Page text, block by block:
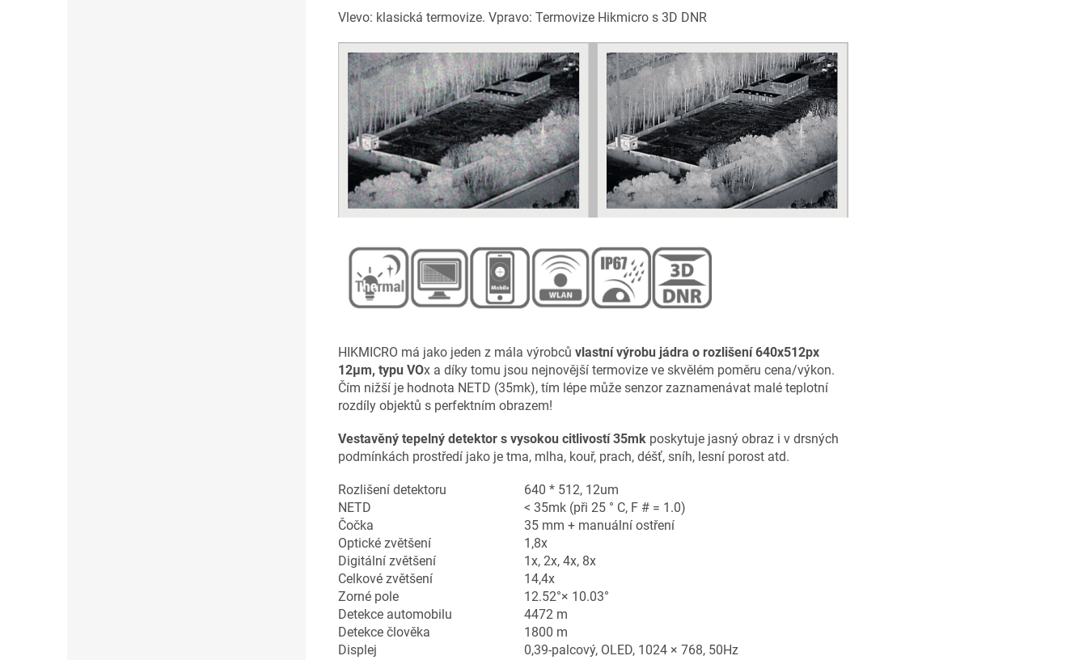
Vlevo: klasická termovize. Vpravo: Termovize Hikmicro s 3D DNR
HIKMICRO má jako jeden z mála výrobců vlastní výrobu jádra o rozlišení 640x512px
12µm, typu VOx a díky tomu jsou nejnovější termovize ve skvělém poměru cena/výkon.
Čím nižší je hodnota NETD (35mk), tím lépe může senzor zaznamenávat malé teplotní
rozdíly objektů s perfektním obrazem!
Vestavěný tepelný detektor s vysokou citlivostí 35mk poskytuje jasný obraz i v drsných
podmínkách prostředí jako je tma, mlha, kouř, prach, déšť, sníh, lesní porost atd.
Rozlišení detektoru
640 * 512, 12um
NETD
< 35mk (při 25 ° C, F # = 1.0)
Čočka
35 mm + manuální ostření
Optické zvětšení
1,8x
Digitální zvětšení
1x, 2x, 4x, 8x
Celkové zvětšení
14,4x
Zorné pole
12.52°× 10.03°
Detekce automobilu
4472 m
Detekce člověka
1800 m
Displej
0,39-palcový, OLED, 1024 × 768, 50Hz